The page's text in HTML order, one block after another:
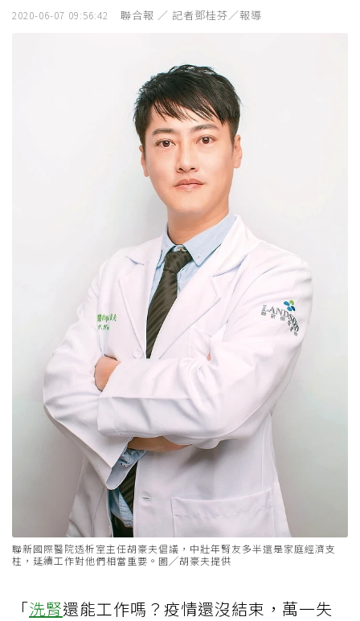
2020-06-07 09:56:42 聯合報 ／ 記者鄧桂芬／報導
聯新國際醫院透析室主任胡豪夫倡議，中壯年腎友多半還是家庭經濟支
柱，延續工作對他們相當重要。圖╱胡豪夫提供
「洗腎還能工作嗎？疫情還沒結束，萬一失